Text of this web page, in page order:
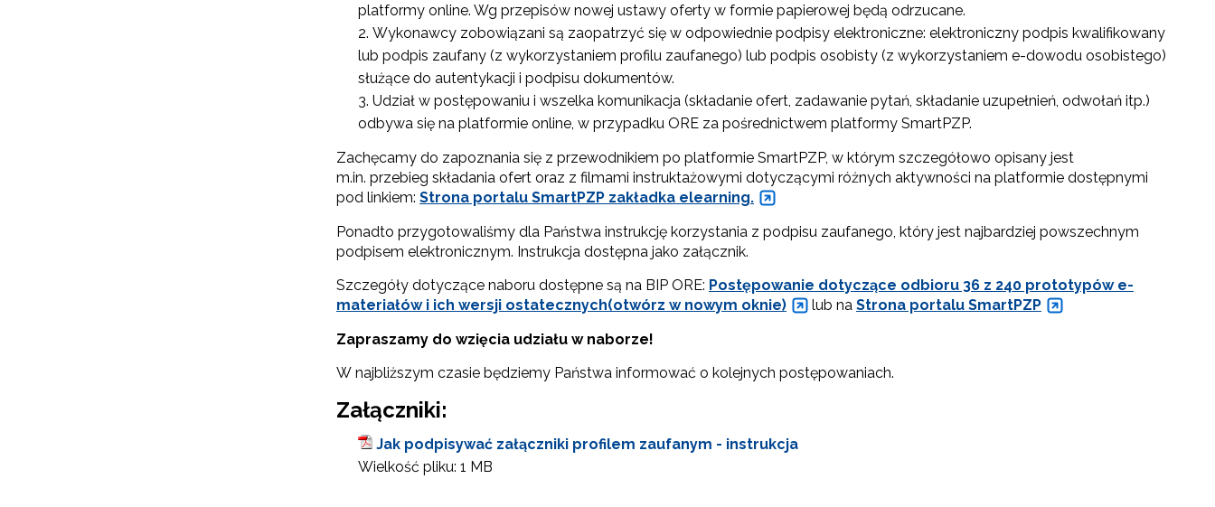
platformy online. Wg przepisów nowej ustawy oferty w formie papierowej będą odrzucane.
Wykonawcy zobowiązani są zaopatrzyć się w odpowiednie podpisy elektroniczne: elektroniczny podpis kwalifikowany
lub podpis zaufany (z wykorzystaniem profilu zaufanego) lub podpis osobisty (z wykorzystaniem e-dowodu osobistego)
służące do autentykacji i podpisu dokumentów.
Udział w postępowaniu i wszelka komunikacja (składanie ofert, zadawanie pytań, składanie uzupełnień, odwołań itp.)
odbywa się na platformie online, w przypadku ORE za pośrednictwem platformy SmartPZP.
Zachęcamy do zapoznania się z przewodnikiem po platformie SmartPZP, w którym szczegółowo opisany jest
m.in. przebieg składania ofert oraz z filmami instruktażowymi dotyczącymi różnych aktywności na platformie dostępnymi
pod linkiem: Strona portalu SmartPZP zakładka elearning.
Ponadto przygotowaliśmy dla Państwa instrukcję korzystania z podpisu zaufanego, który jest najbardziej powszechnym
podpisem elektronicznym. Instrukcja dostępna jako załącznik.
Szczegóły dotyczące naboru dostępne są na BIP ORE: Postępowanie dotyczące odbioru 36 z 240 prototypów e-
materiałów i ich wersji ostatecznych(otwórz w nowym oknie)
lub na Strona portalu SmartPZP
Zapraszamy do wzięcia udziału w naborze!
W najbliższym czasie będziemy Państwa informować o kolejnych postępowaniach.
Załączniki:
Jak podpisywać załączniki profilem zaufanym - instrukcja
Wielkość pliku: 1 MB
Adres e-mail:
Wyrażam zgodę na przetwarzanie moich danych osobowych przez ORE w
celach marketingowych.